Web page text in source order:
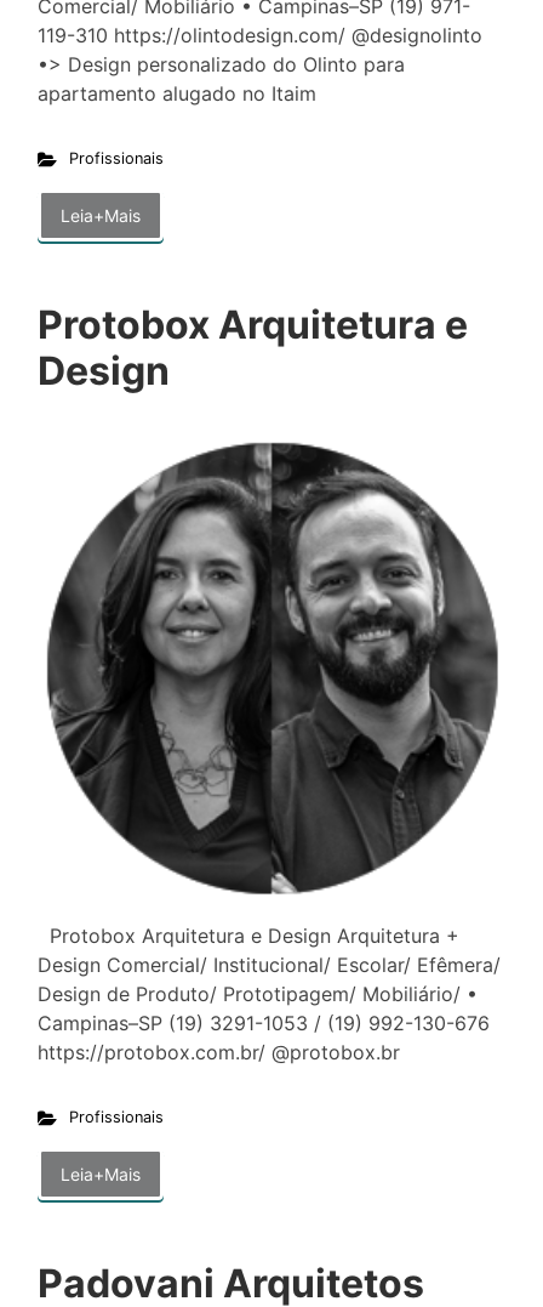
Comercial/ Mobiliário • Campinas–SP (19) 971-
119-310 https://olintodesign.com/ @designolinto
•> Design personalizado do Olinto para
apartamento alugado no Itaim
Profissionais
Leia+Mais
Protobox Arquitetura e
Design
Protobox Arquitetura e Design Arquitetura +
Design Comercial/ Institucional/ Escolar/ Efêmera/
Design de Produto/ Prototipagem/ Mobiliário/ •
Campinas–SP (19) 3291-1053 / (19) 992-130-676
https://protobox.com.br/ @protobox.br
Profissionais
Leia+Mais
Padovani Arquitetos